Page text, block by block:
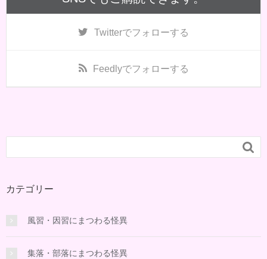
Twitterでフォローする
Feedlyでフォローする

カテゴリー
風習・因習にまつわる怪異
集落・部落にまつわる怪異